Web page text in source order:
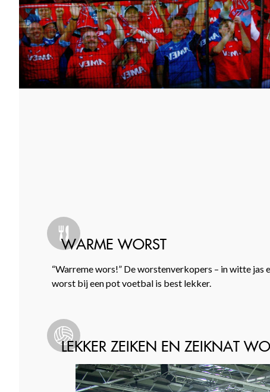
WARME WORST
“Warreme wors!” De worstenverkopers – in witte jas
worst bij een pot voetbal is best lekker.
LEKKER ZEIKEN EN ZEIKNAT